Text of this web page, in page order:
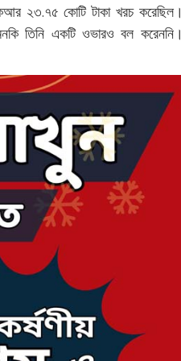
২৩.৭৫ কোটি টাকা খরচ করেছিল।
তিনি একটি ওভারও বল করেননি।